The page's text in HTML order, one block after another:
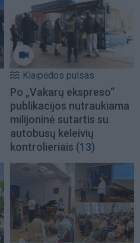
Klaipėdos pulsas
Po „Vakarų ekspreso“
publikacijos nutraukiama
milijoninė sutartis su
autobusų keleivių
kontrolieriais (13)